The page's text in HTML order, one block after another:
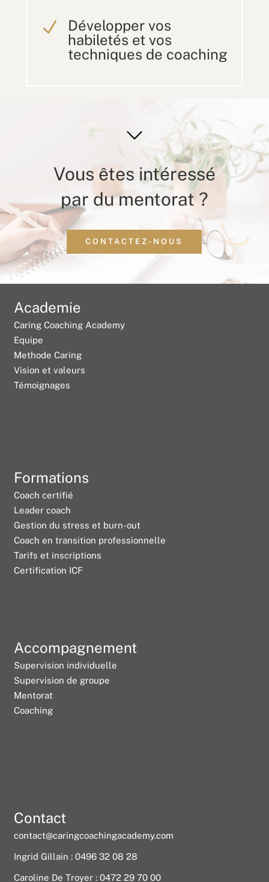
N
Développer vos
habiletés et vos
techniques de coaching
Vous êtes intéressé
par du mentorat ?
CONTACTEZ-NOUS
Academie
Caring Coaching Academy
Equipe
Methode Caring
Vision et valeurs
Témoignages
Formations
Coach certifié
Leader coach
Gestion du stress et burn-out
Coach en transition professionnelle
Tarifs et inscriptions
Certification ICF
Accompagnement
Supervision individuelle
Supervision de groupe
Mentorat
Coaching
Contact
contact@caringcoachingacademy.com
Ingrid Gillain : 0496 32 08 28
Caroline De Troyer : 0472 29 70 00